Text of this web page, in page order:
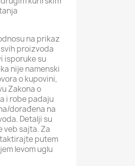
na prikaz
proizvoda
isporuke su
nije namenski
o kupovini,
Zakona o
i robe padaju
dorađena na
Detalji su
veb sajta. Za
putem
levom uglu